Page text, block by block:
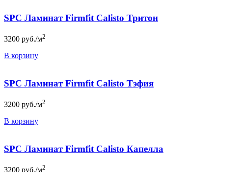
SPC Ламинат Firmfit Calisto Тритон
3200 руб./м2
В корзину
SPC Ламинат Firmfit Calisto Тэфия
3200 руб./м2
В корзину
SPC Ламинат Firmfit Calisto Капелла
3200 руб./м2